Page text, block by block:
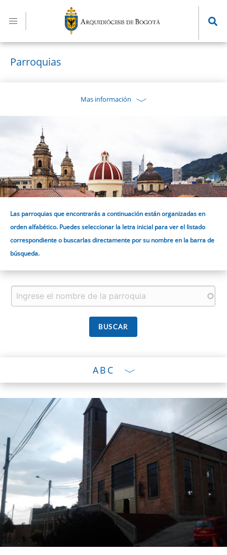
contenido
principal
Parroquias
Mas información
Las parroquias que encontrarás a continuación están organizadas en
orden alfabético. Puedes seleccionar la letra inicial para ver el listado
correspondiente o buscarlas directamente por su nombre en la barra de
búsqueda.
ABC